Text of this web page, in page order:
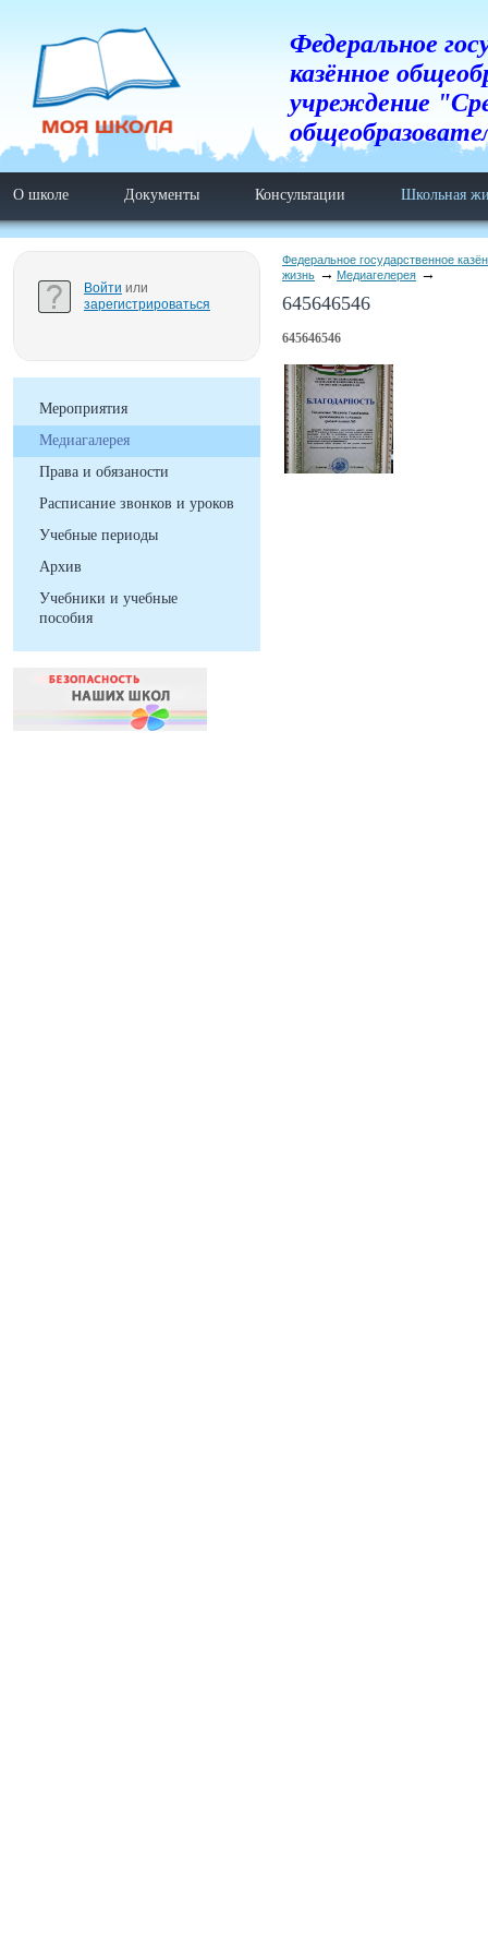
Федеральное
казённое
учреждение
О школе Документы Консультации Школьная
Войти или
зарегистрироваться
Мероприятия
Медиагалерея
Права и обязаности
Расписание звонков и уроков
Учебные периоды
Архив
Учебники и учебные
пособия
Федеральное государственное
жизнь
Медиагелерея
645646546
645646546